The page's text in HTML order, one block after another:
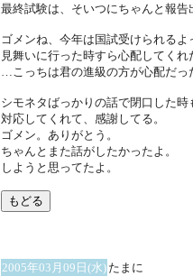
最終試験は、そいつにちゃんと報
ゴメンね、今年は国試受けられる
見舞いに行った時すら心配してくれ
…こっちは君の進級の方が心配だっ
シモネタばっかりの話で閉口した
対応してくれて、感謝してる。
ゴメン。ありがとう。
ちゃんとまた話がしたかったよ。
しようと思ってたよ。
2005年03月09日(水) たまに